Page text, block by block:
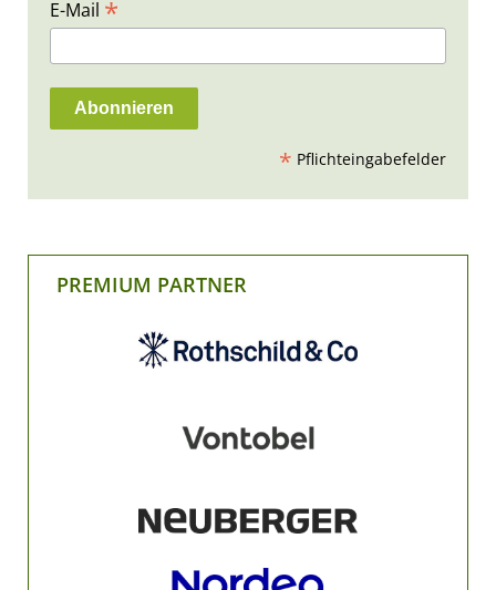
E-Mail *
* Pflichteingabefelder
PREMIUM PARTNER